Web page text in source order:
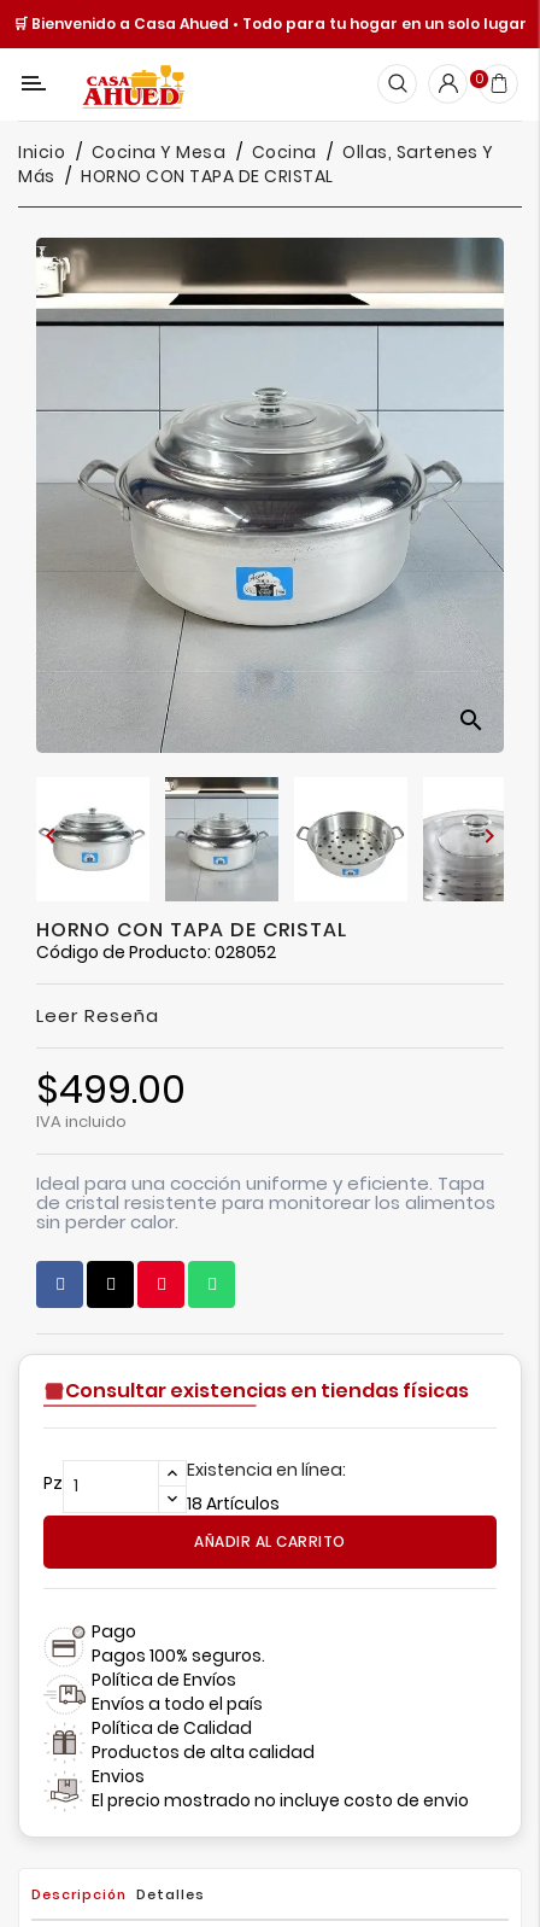
🛒 Bienvenido a Casa Ahued • Todo para tu hogar en un solo lugar
Categoría
Cocina
Y
Mesa
Hogar
Cuisine
Catálogos
Más
0
Inicio Cocina Y Mesa Cocina
Ollas, Sartenes Y
Más
HORNO CON TAPA DE CRISTAL
search
 
HORNO CON TAPA DE CRISTAL
Código de Producto: 028052
Leer Reseña
$499.00
IVA incluido
Ideal para una cocción uniforme y eficiente. Tapa
de cristal resistente para monitorear los alimentos
sin perder calor.
Consultar existencias en tiendas físicas
Pz
Existencia en línea:
18 Artículos
AÑADIR AL CARRITO
Pago
Pagos 100% seguros.
Política de Envíos
Envíos a todo el país
Política de Calidad
Productos de alta calidad
Envios
El precio mostrado no incluye costo de envio
Descripción Detalles